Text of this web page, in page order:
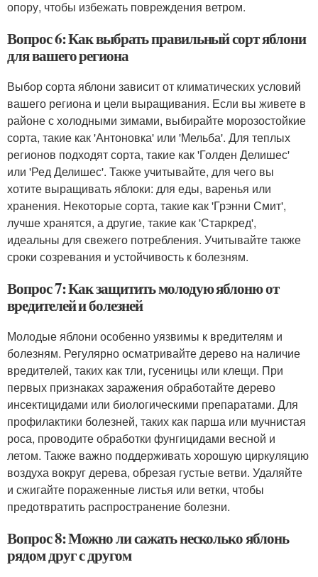
опору, чтобы избежать повреждения ветром.
Вопрос 6: Как выбрать правильный сорт яблони
для вашего региона
Выбор сорта яблони зависит от климатических условий
вашего региона и цели выращивания. Если вы живете в
районе с холодными зимами, выбирайте морозостойкие
сорта, такие как 'Антоновка' или 'Мельба'. Для теплых
регионов подходят сорта, такие как 'Голден Делишес'
или 'Ред Делишес'. Также учитывайте, для чего вы
хотите выращивать яблоки: для еды, варенья или
хранения. Некоторые сорта, такие как 'Грэнни Смит',
лучше хранятся, а другие, такие как 'Старкред',
идеальны для свежего потребления. Учитывайте также
сроки созревания и устойчивость к болезням.
Вопрос 7: Как защитить молодую яблоню от
вредителей и болезней
Молодые яблони особенно уязвимы к вредителям и
болезням. Регулярно осматривайте дерево на наличие
вредителей, таких как тли, гусеницы или клещи. При
первых признаках заражения обработайте дерево
инсектицидами или биологическими препаратами. Для
профилактики болезней, таких как парша или мучнистая
роса, проводите обработки фунгицидами весной и
летом. Также важно поддерживать хорошую циркуляцию
воздуха вокруг дерева, обрезая густые ветви. Удаляйте
и сжигайте пораженные листья или ветки, чтобы
предотвратить распространение болезни.
Вопрос 8: Можно ли сажать несколько яблонь
рядом друг с другом